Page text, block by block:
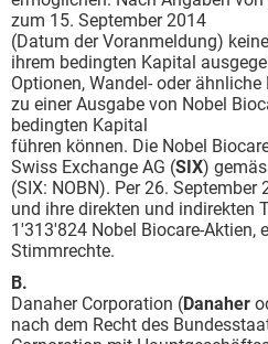
zum 15. September 2014
(Datum der Voranmeldung)
ihrem bedingten Kapital
Optionen, Wandel- oder
zu einer Ausgabe von Nobel
bedingten Kapital
führen können. Die Nobel
Swiss Exchange AG (SIX)
(SIX: NOBN). Per 26.
und ihre direkten und indirekten
1'313'824 Nobel Biocare-Aktien,
Stimmrechte.
B.
Danaher Corporation (Danaher
nach dem Recht des